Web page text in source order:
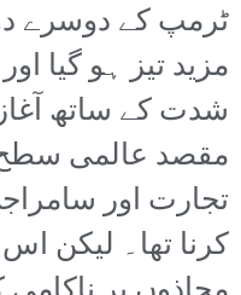
ٹرمپ کے دوسرے
مزید تیز ہو گیا
شدت کے ساتھ
مقصد عالمی
تجارت اور
کرنا تھا۔ لیکن